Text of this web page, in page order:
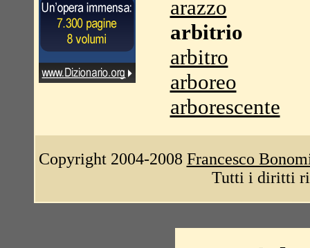
arazzo
arbitrio
arbitro
arboreo
arborescente
Copyright 2004-2008 Francesco
Tutti i diritti